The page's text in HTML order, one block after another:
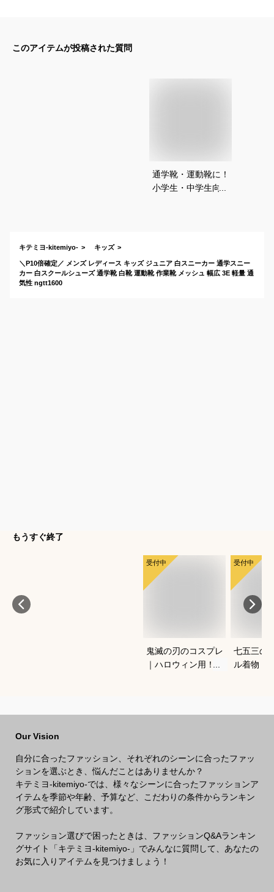
このアイテムが投稿された質問
通学靴・運動靴に！
小学生・中学生向け
キテミヨ-kitemiyo- キッズ
＼P10倍確定／ メンズ レディース キッズ ジュニア 白スニーカー 通学スニー
カー 白スクールシューズ 通学靴 白靴 運動靴 作業靴 メッシュ 幅広 3E 軽量 通
気性 ngtt1600
もうすぐ終了
受付中
鬼滅の刃のコスプレ
｜ハロウィン用！キ
受付中
七五三の
ル着物（
Our Vision
自分に合ったファッション、それぞれのシーンに合ったファッ
ションを選ぶとき、悩んだことはありませんか？
キテミヨ-kitemiyo-では、様々なシーンに合ったファッションア
イテムを季節や年齢、予算など、こだわりの条件からランキン
グ形式で紹介しています。
ファッション選びで困ったときは、ファッションQ&Aランキン
グサイト「キテミヨ-kitemiyo-」でみんなに質問して、あなたの
お気に入りアイテムを見つけましょう！